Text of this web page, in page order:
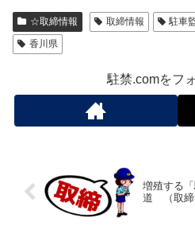
☆取締情報 取締情報 駐車
香川県
駐禁.comをフ
増殖する
道 （取締